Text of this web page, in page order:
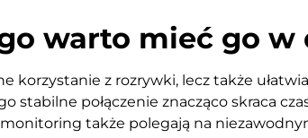
warto mieć go w
korzystanie z rozrywki, lecz także
stabilne połączenie znacząco skraca
także polegają na